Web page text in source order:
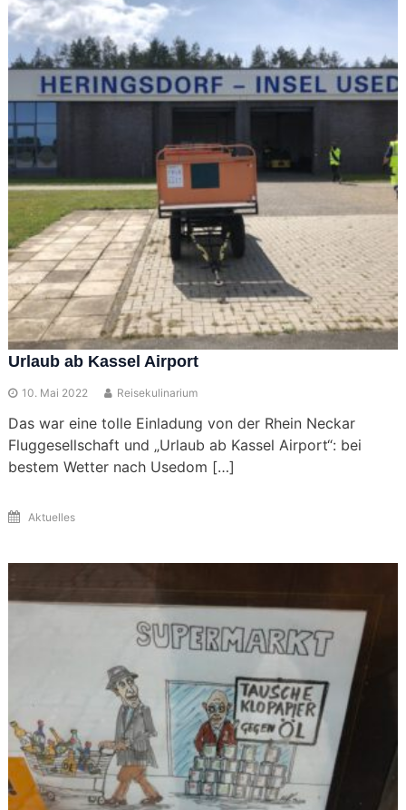
Urlaub ab Kassel Airport
10. Mai 2022 Reisekulinarium
Das war eine tolle Einladung von der Rhein Neckar
Fluggesellschaft und „Urlaub ab Kassel Airport“: bei
bestem Wetter nach Usedom […]
Aktuelles